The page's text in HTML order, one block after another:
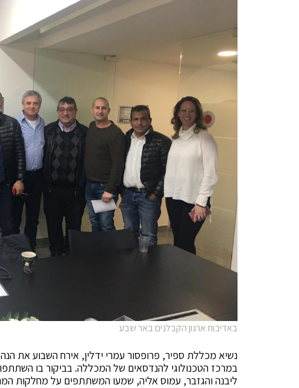
באדיבות ארגון הקבלנים באר שבע
נשיא מכללת ספיר, פרופסור עמרי ידלין, אירח השבוע את
במרכז הטכנולוגי להנדסאים של המכללה. בביקור בו
ליבנה והגזבר, עמוס אליה, שמעו המשתתפים על מחלקות